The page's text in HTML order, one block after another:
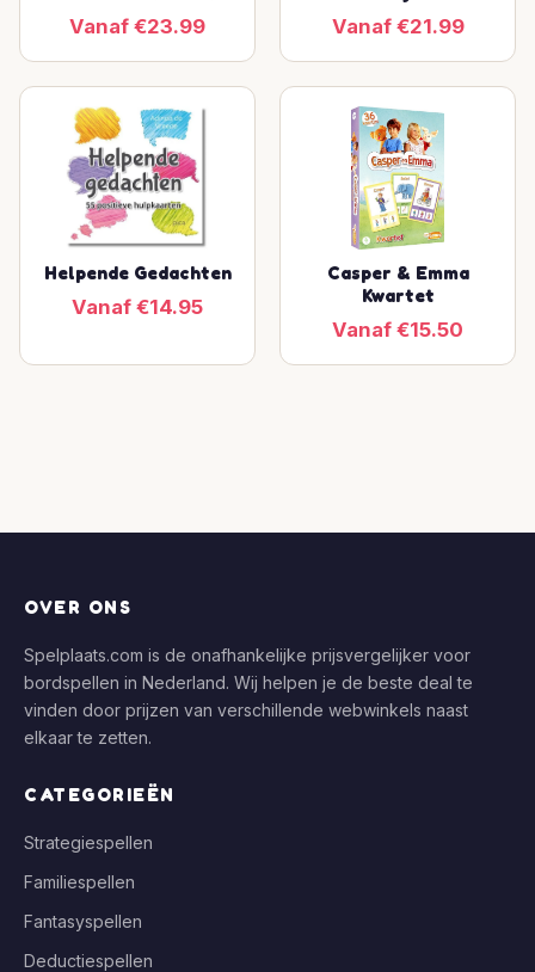
Vanaf €23.99 Vanaf €21.99
Helpende Gedachten
Vanaf €14.95
Casper & Emma
Kwartet
Vanaf €15.50
OVER ONS
Spelplaats.com is de onafhankelijke prijsvergelijker voor
bordspellen in Nederland. Wij helpen je de beste deal te
vinden door prijzen van verschillende webwinkels naast
elkaar te zetten.
CATEGORIEËN
Strategiespellen
Familiespellen
Fantasyspellen
Deductiespellen